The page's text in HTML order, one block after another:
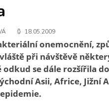
18.05.2009
onemocnění,
při návštěvě
odkud se dále rozšířila
Asii, Africe, Jižní